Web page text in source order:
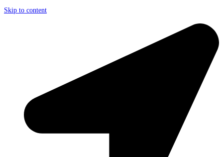
Skip to content